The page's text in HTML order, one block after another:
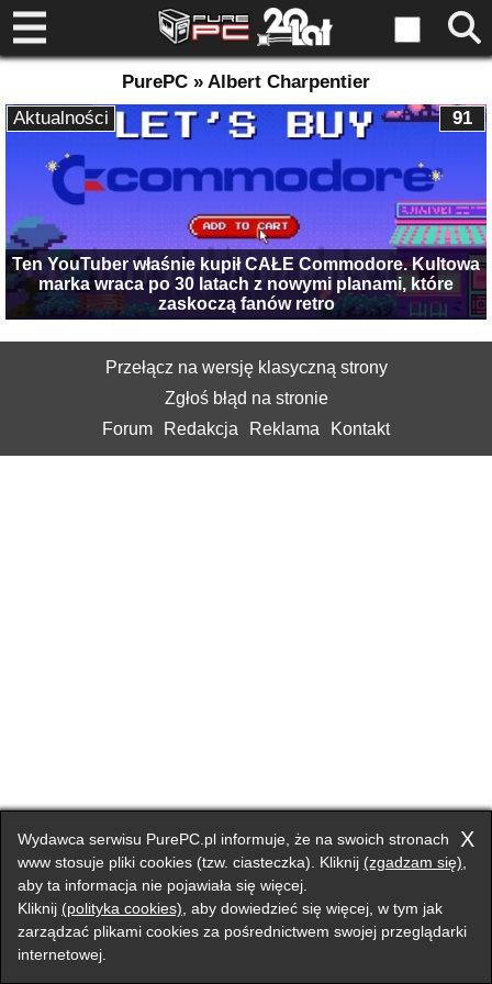
PurePC » Albert Charpentier
Ten YouTuber właśnie kupił CAŁE Commodore. Kultowa
marka wraca po 30 latach z nowymi planami, które
zaskoczą fanów retro
91
Aktualności
Przełącz na wersję klasyczną strony
Zgłoś błąd na stronie
Forum
Redakcja Reklama Kontakt
X
Wydawca serwisu PurePC.pl informuje, że na swoich stronach
www stosuje pliki cookies (tzw. ciasteczka). Kliknij (zgadzam się)
aby ta informacja nie pojawiała się więcej.
Kliknij (polityka cookies) , aby dowiedzieć się więcej, w tym jak
zarządzać plikami cookies za pośrednictwem swojej przeglądarki
internetowej.